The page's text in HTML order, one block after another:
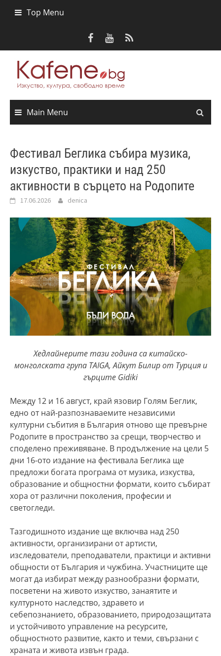
Top Menu
Main Menu
Фестивал Беглика събира музика,
изкуство, практики и над 250
активности в сърцето на Родопите
17.06.2026 denica
Хедлайнерите тази година са китайско-
монголската група TAIGA, Айкут Билир от Турция и
гърците Gidiki
Между 12 и 16 август, край язовир Голям Беглик,
едно от най-разпознаваемите независими
културни събития в България отново ще превърне
Родопите в пространство за срещи, творчество и
споделено преживяване. В продължение на цели 5
дни 16-ото издание на фестивала Беглика ще
предложи богата програма от музика, изкуства,
образование и общностни формати, които събират
хора от различни поколения, професии и
светогледи.
Тазгодишното издание ще включва над 250
активности, организирани от артисти,
изследователи, преподаватели, практици и активни
общности от България и чужбина. Участниците ще
могат да избират между разнообразни формати,
посветени на живото изкуство, занаятите и
културното наследство, здравето и
себепознанието, образованието, природозащитата
и устойчивото управление на ресурсите,
общностното развитие, както и теми, свързани с
храната и живота извън града.